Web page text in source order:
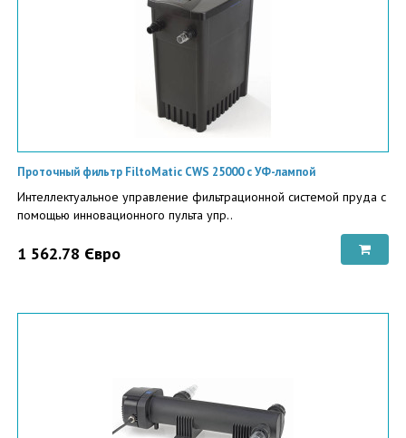
Проточный фильтр FiltoMatic CWS 25000 с УФ-лампой
Интеллектуальное управление фильтрационной системой пруда с
помощью инновационного пульта упр..
1 562.78 Євро